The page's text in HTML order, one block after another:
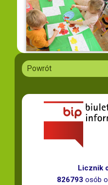
Powrót
Licznik
826793 osób